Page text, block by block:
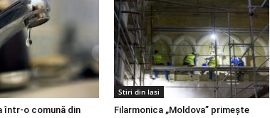
într-o comună din
Stiri din Iasi
Filarmonica „Moldova” primește